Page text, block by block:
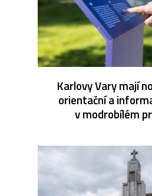
Karlovy Vary mají
orientační a
v modrobílém